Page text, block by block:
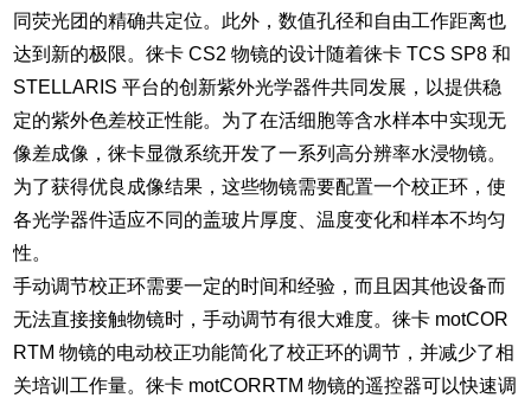
同荧光团的精确共定位。此外，数值孔径和自由工作距离也
达到新的极限。徕卡 CS2 物镜的设计随着徕卡 TCS SP8 和
STELLARIS 平台的创新紫外光学器件共同发展，以提供稳
定的紫外色差校正性能。为了在活细胞等含水样本中实现无
像差成像，徕卡显微系统开发了一系列高分辨率水浸物镜。
为了获得优良成像结果，这些物镜需要配置一个校正环，使
各光学器件适应不同的盖玻片厚度、温度变化和样本不均匀
性。
手动调节校正环需要一定的时间和经验，而且因其他设备而
无法直接接触物镜时，手动调节有很大难度。徕卡 motCOR
RTM 物镜的电动校正功能简化了校正环的调节，并减少了相
关培训工作量。徕卡 motCORRTM 物镜的遥控器可以快速调